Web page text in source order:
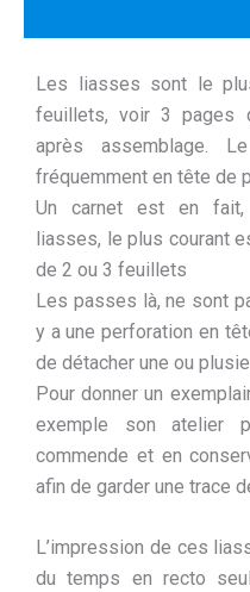
Les liasses sont le
feuillets, voir 3 pages
après assemblage.
fréquemment en tête de
Un carnet est en fait,
liasses, le plus courant
de 2 ou 3 feuillets
Les passes là, ne sont
y a une perforation en
de détacher une ou
Pour donner un
exemple son atelier
commende et en
afin de garder une trace
L’impression de ces
du temps en recto